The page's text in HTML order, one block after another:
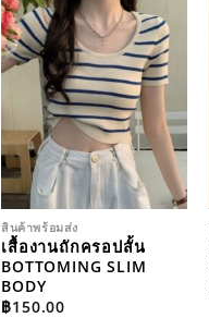
ADD TO
WISHLIST
สินค้าพร้อมส่ง
เสื้องานถักครอปสั้น
BOTTOMING SLIM
BODY
฿150.00